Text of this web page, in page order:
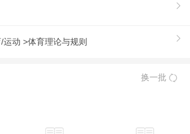
运动 >体育理论与规则
换一批